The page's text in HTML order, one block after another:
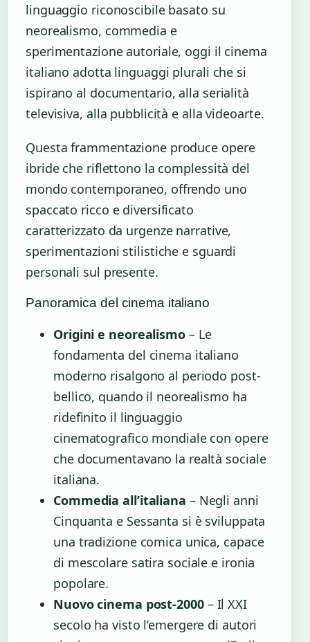
linguaggio riconoscibile basato su
neorealismo, commedia e
sperimentazione autoriale, oggi il cinema
italiano adotta linguaggi plurali che si
ispirano al documentario, alla serialità
televisiva, alla pubblicità e alla videoarte.
Questa frammentazione produce opere
ibride che riflettono la complessità del
mondo contemporaneo, offrendo uno
spaccato ricco e diversificato
caratterizzato da urgenze narrative,
sperimentazioni stilistiche e sguardi
personali sul presente.
Panoramica del cinema italiano
Origini e neorealismo– Le
fondamenta del cinema italiano
moderno risalgono al periodo post-
bellico, quando il neorealismo ha
ridefinito il linguaggio
cinematografico mondiale con opere
che documentavano la realtà sociale
italiana.
Commedia all’italiana – Negli anni
Cinquanta e Sessanta si è sviluppata
una tradizione comica unica, capace
di mescolare satira sociale e ironia
popolare.
Nuovo cinema post-2000– Il XXI
secolo ha visto l’emergere di autori